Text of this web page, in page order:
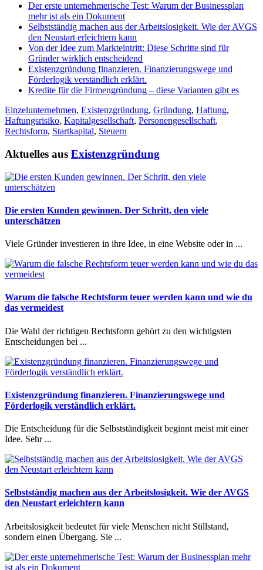
Der erste unternehmerische Test: Warum der Businessplan
mehr ist als ein Dokument
Selbstständig machen aus der Arbeitslosigkeit. Wie der AVGS
den Neustart erleichtern kann
Von der Idee zum Markteintritt: Diese Schritte sind für
Gründer wirklich entscheidend
Existenzgründung finanzieren. Finanzierungswege und
Förderlogik verständlich erklärt.
Kredite für die Firmengründung – diese Varianten gibt es
Einzelunternehmen, Existenzgründung, Gründung, Haftung,
Haftungsrisiko, Kapitalgesellschaft, Personengesellschaft,
Rechtsform, Startkapital, Steuern
Aktuelles aus Existenzgründung
Die ersten Kunden gewinnen. Der Schritt, den viele
unterschätzen
Viele Gründer investieren in ihre Idee, in eine Website oder in ...
Warum die falsche Rechtsform teuer werden kann und wie du
das vermeidest
Die Wahl der richtigen Rechtsform gehört zu den wichtigsten
Entscheidungen bei ...
Existenzgründung finanzieren. Finanzierungswege und
Förderlogik verständlich erklärt.
Die Entscheidung für die Selbstständigkeit beginnt meist mit einer
Idee. Sehr ...
Selbstständig machen aus der Arbeitslosigkeit. Wie der AVGS
den Neustart erleichtern kann
Arbeitslosigkeit bedeutet für viele Menschen nicht Stillstand,
sondern einen Übergang. Sie ...